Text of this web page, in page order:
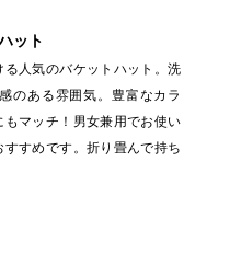
ット
人気のバケットハット。洗
のある雰囲気。豊富なカラ
マッチ！男女兼用でお使い
すめです。折り畳んで持ち